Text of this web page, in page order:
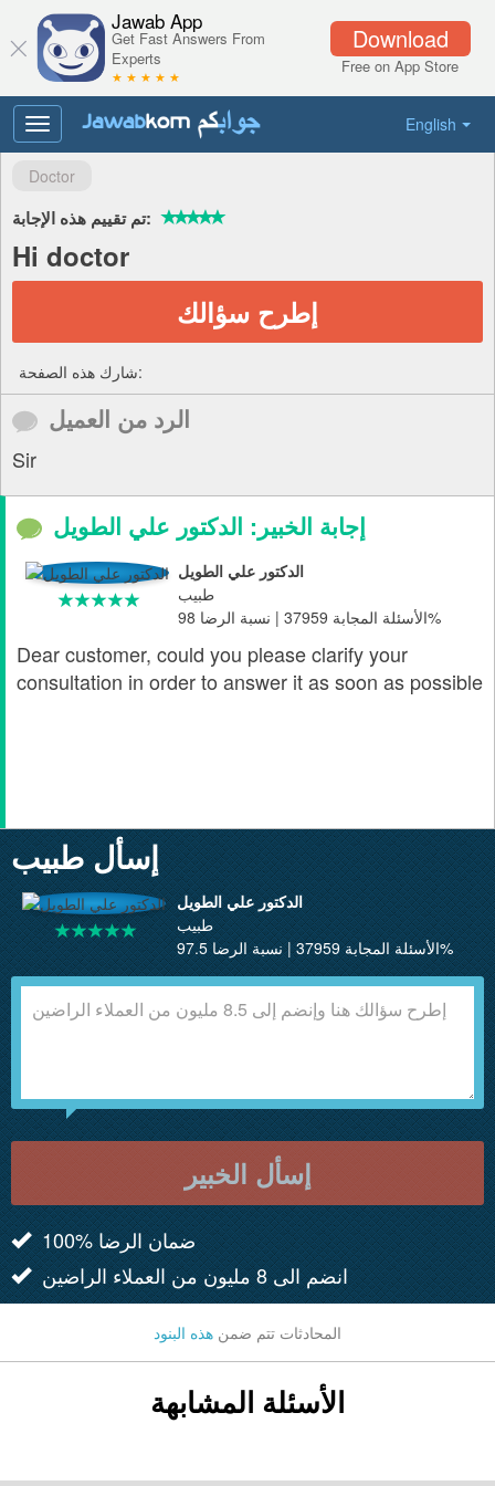
Download
Free on App Store
Jawab App
Get Fast Answers From
Experts
★ ★ ★ ★ ★
English
Toggle
navigation
Doctor
تم تقييم هذه الإجابة:
Hi doctor
إطرح سؤالك
شارك هذه الصفحة:
الرد من العميل
Sir
إجابة الخبير: الدكتور علي الطويل
الدكتور علي الطويل
طبيب
الأسئلة المجابة 37959 | نسبة الرضا 98%
Dear customer, could you please clarify your
consultation in order to answer it as soon as possible
إسأل طبيب
الدكتور علي الطويل
طبيب
الأسئلة المجابة 37959 | نسبة الرضا 97.5%
إسأل الخبير
100% ضمان الرضا
انضم الى 8 مليون من العملاء الراضين
المحادثات تتم ضمن هذه البنود
الأسئلة المشابهة